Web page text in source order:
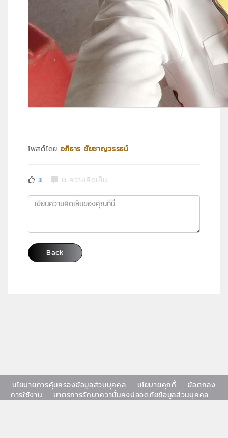
โพสต์โดย อภิธาร ชัยชาญวรรธน์
3 0 ความคิดเห็น
Back
นโยบายการคุ้มครองข้อมูลส่วนบุคคล นโยบายคุกกี้
ข้อตกลง
การใช้งาน
มาตรการรักษาความั่นคงปลอดภัยข้อมูลส่วนบุคคล